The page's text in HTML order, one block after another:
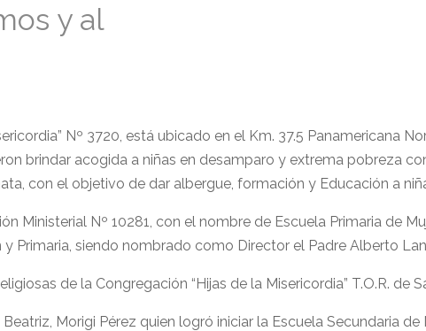
y al
Nº 3720, está ubicado en el Km. 37.5 Panamericana
brindar acogida a niñas en desamparo y extrema pobreza
con el objetivo de dar albergue, formación y Educación a
Ministerial Nº 10281, con el nombre de Escuela Primaria de
Primaria, siendo nombrado como Director el Padre Alberto
de la Congregación “Hijas de la Misericordia” T.O.R. de
Morigi Pérez quien logró iniciar la Escuela Secundaria